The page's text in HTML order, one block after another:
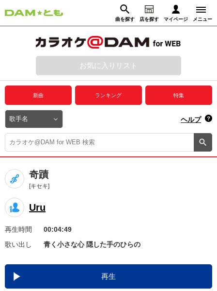
曲を探す 店を探す マイページ メニュー
動画からさがす 録音からさがす
ログイン
プレミアムサービス
DAM★とも動画
DAM★とも録音
カラオケ＠DAM
ユーザー検索
キャンペーン
お知らせ よくあるご質問
DAMの新曲・ランキングなど
カラオケ最新情報をチェック！
お気に入りリスト
新曲 ランキング 特集
ヘルプ
奇蹟
[キセキ]
Uru
再生時間
00:04:49
歌い出し
青く小さな心 隠した手のひらの
再生